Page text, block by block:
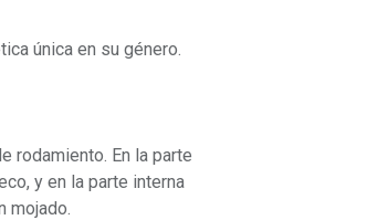
única en su género.
rodamiento. En la parte
y en la parte interna
mojado.